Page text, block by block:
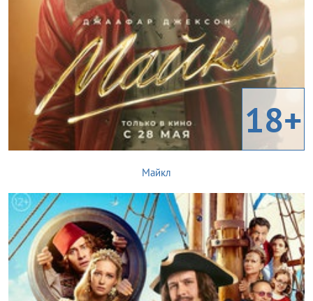
18+
Майкл